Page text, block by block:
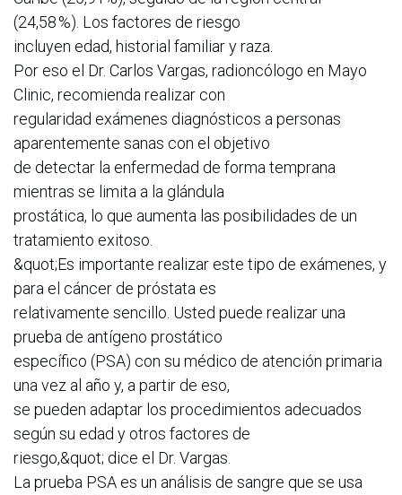
(24,58 %). Los factores de riesgo
incluyen edad, historial familiar y raza.
Por eso el Dr. Carlos Vargas, radioncólogo en Mayo
Clinic, recomienda realizar con
regularidad exámenes diagnósticos a personas
aparentemente sanas con el objetivo
de detectar la enfermedad de forma temprana
mientras se limita a la glándula
prostática, lo que aumenta las posibilidades de un
tratamiento exitoso.
&quot;Es importante realizar este tipo de exámenes, y
para el cáncer de próstata es
relativamente sencillo. Usted puede realizar una
prueba de antígeno prostático
específico (PSA) con su médico de atención primaria
una vez al año y, a partir de eso,
se pueden adaptar los procedimientos adecuados
según su edad y otros factores de
riesgo,&quot; dice el Dr. Vargas.
La prueba PSA es un análisis de sangre que se usa